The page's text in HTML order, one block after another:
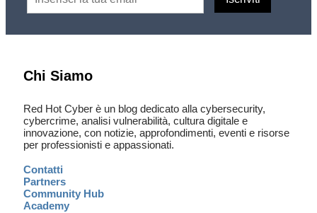
Chi Siamo
Red Hot Cyber è un blog dedicato alla cybersecurity,
cybercrime, analisi vulnerabilità, cultura digitale e
innovazione, con notizie, approfondimenti, eventi e risorse
per professionisti e appassionati.
Contatti
Partners
Community Hub
Academy